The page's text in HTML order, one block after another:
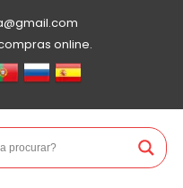
online.